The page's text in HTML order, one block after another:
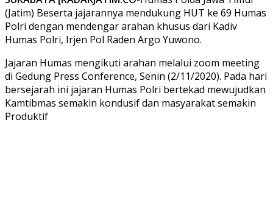
(Jatim) Beserta jajarannya mendukung HUT ke 69 Humas
Polri dengan mendengar arahan khusus dari Kadiv
Humas Polri, Irjen Pol Raden Argo Yuwono.
Jajaran Humas mengikuti arahan melalui zoom meeting
di Gedung Press Conference, Senin (2/11/2020). Pada hari
bersejarah ini jajaran Humas Polri bertekad mewujudkan
Kamtibmas semakin kondusif dan masyarakat semakin
Produktif